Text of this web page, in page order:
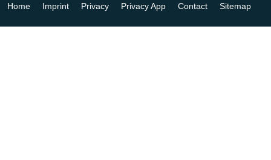
Home
Imprint Privacy Privacy App Contact Sitemap